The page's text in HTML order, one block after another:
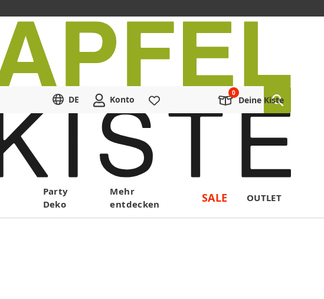
DE Konto Deine Kiste
Party
Deko
Mehr
entdecken
SALE OUTLET